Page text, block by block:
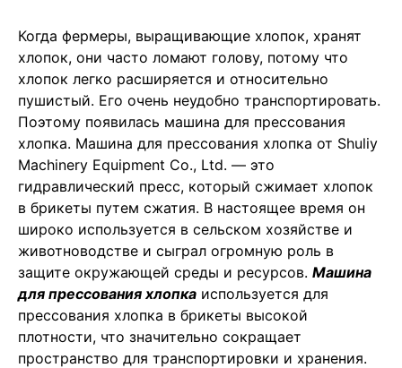
Когда фермеры, выращивающие хлопок, хранят
хлопок, они часто ломают голову, потому что
хлопок легко расширяется и относительно
пушистый. Его очень неудобно транспортировать.
Поэтому появилась машина для прессования
хлопка. Машина для прессования хлопка от Shuliy
Machinery Equipment Co., Ltd. — это
гидравлический пресс, который сжимает хлопок
в брикеты путем сжатия. В настоящее время он
широко используется в сельском хозяйстве и
животноводстве и сыграл огромную роль в
защите окружающей среды и ресурсов. Машина
для прессования хлопка используется для
прессования хлопка в брикеты высокой
плотности, что значительно сокращает
пространство для транспортировки и хранения.